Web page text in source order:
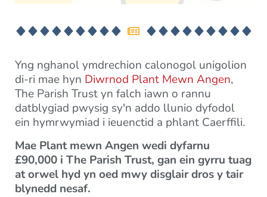
Yng nghanol ymdrechion calonogol unigolion
di-ri mae hyn Diwrnod Plant Mewn Angen,
The Parish Trust yn falch iawn o rannu
datblygiad pwysig sy'n addo llunio dyfodol
ein hymrwymiad i ieuenctid a phlant Caerffili.
Mae Plant mewn Angen wedi dyfarnu
£90,000 i The Parish Trust, gan ein gyrru tuag
at orwel hyd yn oed mwy disglair dros y tair
blynedd nesaf.